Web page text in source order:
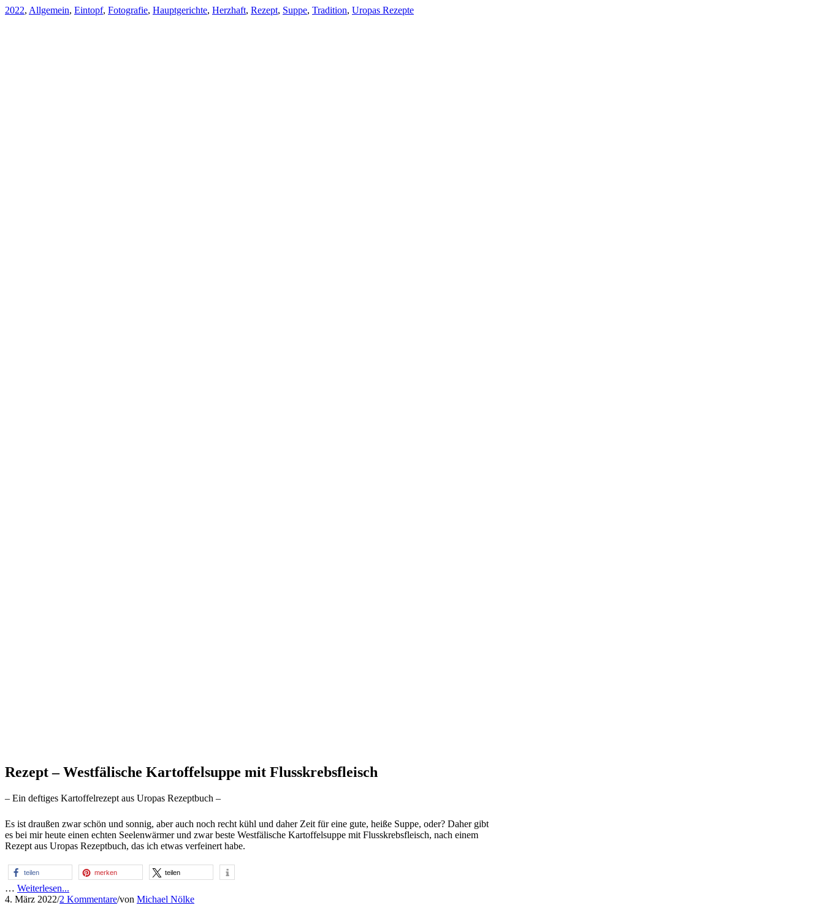
2022, Allgemein, Eintopf, Fotografie, Hauptgerichte, Herzhaft, Rezept, Suppe, Tradition, Uropas Rezepte
Rezept – Westfälische Kartoffelsuppe mit Flusskrebsfleisch
– Ein deftiges Kartoffelrezept aus Uropas Rezeptbuch –
Es ist draußen zwar schön und sonnig, aber auch noch recht kühl und daher Zeit für eine gute, heiße Suppe, oder? Daher gibt
es bei mir heute einen echten Seelenwärmer und zwar beste Westfälische Kartoffelsuppe mit Flusskrebsfleisch, nach einem
Rezept aus Uropas Rezeptbuch, das ich etwas verfeinert habe.
teilen merken teilen
… Weiterlesen...
4. März 2022/2 Kommentare/von Michael Nölke